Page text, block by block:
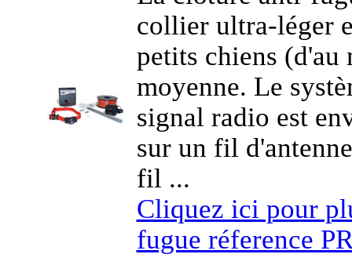
collier ultra-léger
petits chiens (d'au
moyenne. Le
signal radio est
sur un fil
fil ...
Cliquez ici pour
fugue réference